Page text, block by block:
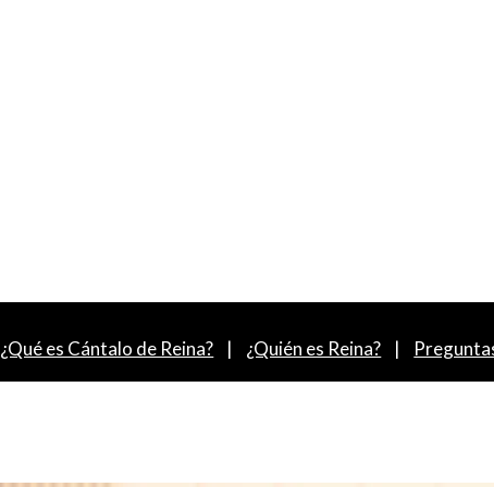
¿Qué es Cántalo de Reina? | ¿Quién es Reina? |